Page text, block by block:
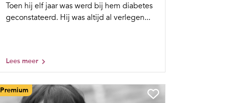
Toen hij elf jaar was werd bij hem diabetes
geconstateerd. Hij was altijd al verlegen...
Lees meer
Premium